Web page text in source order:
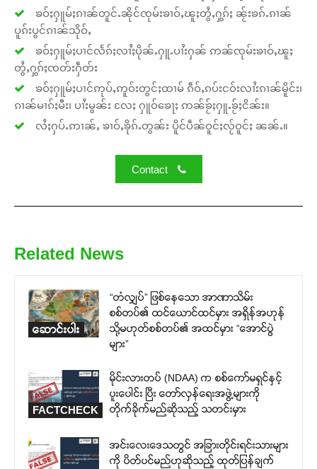
ၶဝ်ႈႁူမ်ႈၵၢၼ်တူင်ႉၼိုင်ၸုမ်းၶၢဝ်ႇၽူႈတွႆႇႁွၵ်ႈ ၼႂ်းၶၵ်ႉၵၢၼ်
ပူၵ်းပွင်ၵၢၼ်သိုဝ်ႇ
ၶဝ်ႈႁူမ်ႈပၢင်လႅၵ်ႈလၢႆႈပိုၼ်ႉႁူႉပၢႆးႁၼ် ဢၼ်ၸုမ်းၶၢဝ်ႇၽူႈ
တွႆႇႁွၵ်ႈၸတ်းႁဵတ်း
ၶဝ်ႈႁူမ်ႈပၢင်ဢုပ်ႇဢူဝ်းတွင်ႈထၢမ် ၵဵဝ်ႇၵပ်းငဝ်းလၢႆးၵၢၼ်မိူင်း၊
ၵၢၼ်မၢၵ်ႈမီး၊ ပၢႆးမွၼ်း လႄႈ ႁူဝ်ၶေႃႈ ဢၼ်ၶႂ်ႈႁူႉၶႂ်ႈငိၼ်း။
လႆႈႁပ်ႉဢၢၼ်ႇ ၶၢဝ်ႇၶိုၵ်ႉတွၼ်း ပိူင်ပဵၼ်ဝူင်ႈလႂ်ဝူင်ႈ ၼၼ်ႉ။
Contact
Related News
ဆောင်းပါး
“တံလျှပ်” ဖြစ်နေသော အာဏာသိမ်း
စစ်တပ်၏ ထင်ယောင်ထင်မှား အရှိန်အဟုန်
သို့မဟုတ်စစ်တပ်၏ အထင်မှား “အောင်ပွဲ
များ”
FACTCHECK
မိုင်းလားတပ် (NDAA) က စစ်ကော်မရှင်နှင့်
ပူးပေါင်း ပြီး တော်လှန်ရေးအဖွဲ့များကို
တိုက်ခိုက်မည်ဆိုသည့် သတင်းမှား
အင်းလေးဒေသတွင် အခြားတိုင်းရင်းသားများ
ကို ပိတ်ပင်မည်ဟုဆိုသည့် ထုတ်ပြန်ချက်